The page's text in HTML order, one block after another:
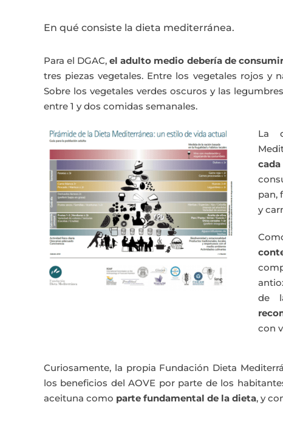
En qué consiste la dieta mediterránea.
Para el DGAC,el adulto medio debería de
tres piezas vegetales. Entre los vegetales rojos y
Sobre los vegetales verdes oscuros y las
entre 1 y dos comidas semanales.
La
pan,
y
de
con
Curiosamente, la propia Fundación Dieta
los beneficios del AOVE por parte de los
aceituna como parte fundamental de la dieta, y